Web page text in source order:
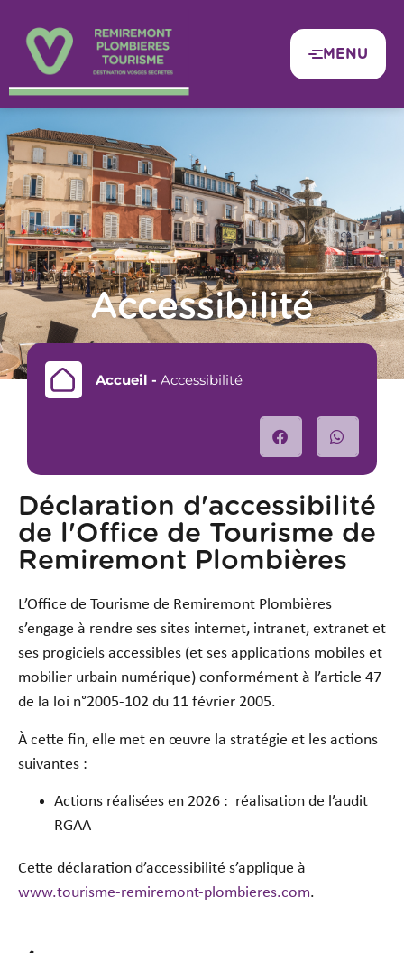
MENU
Accessibilité
Accueil - Accessibilité
Déclaration d'accessibilité
de l'Office de Tourisme de
Remiremont Plombières
L’Office de Tourisme de Remiremont Plombières
s’engage à rendre ses sites internet, intranet, extranet et
ses progiciels accessibles (et ses applications mobiles et
mobilier urbain numérique) conformément à l’article 47
de la loi n°2005-102 du 11 février 2005.
À cette fin, elle met en œuvre la stratégie et les actions
suivantes :
Actions réalisées en 2026 : réalisation de l’audit
RGAA
Cette déclaration d’accessibilité s’applique à
www.tourisme-remiremont-plombieres.com.